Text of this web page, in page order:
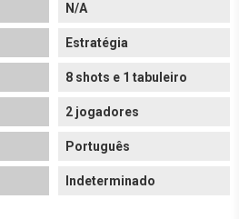
N/A
Estratégia
8 shots e 1 tabuleiro
2 jogadores
Português
Indeterminado